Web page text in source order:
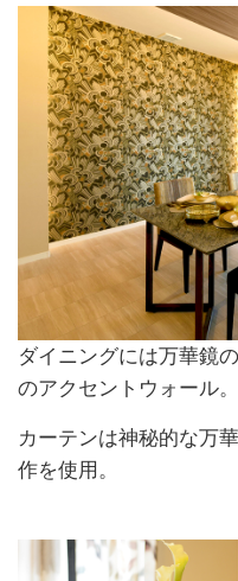
ダイニングには万華鏡
のアクセントウォール。
カーテンは神秘的な万
作を使用。